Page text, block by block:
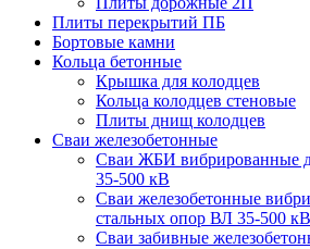
Плиты перекрытий ПБ
Бортовые камни
Кольца бетонные
Крышка для колодцев
Кольца колодцев стеновые
Плиты днищ колодцев
Сваи железобетонные
Сваи ЖБИ вибрированные
35-500 кВ
Сваи железобетонные
стальных опор ВЛ 35-500 кВ
Сваи забивные